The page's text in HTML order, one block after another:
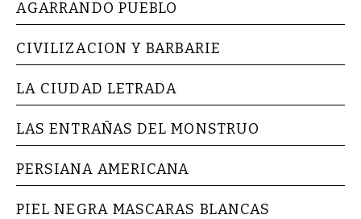
AGARRANDO PUEBLO
CIVILIZACION Y BARBARIE
LA CIUDAD LETRADA
LAS ENTRAÑAS DEL MONSTRUO
PERSIANA AMERICANA
PIEL NEGRA MASCARAS BLANCAS